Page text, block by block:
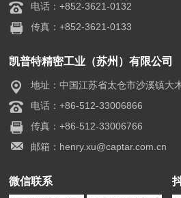
电话：+852-3621-0132
传真：+852-3621-0133
凯普特精密工业（苏州）有限公司
地址：中国江苏省太仓市沙溪镇大
电话：+86-512-33006866
传真：+86-512-33006766
邮箱：henry.xu@captar.com.cn
微信联系